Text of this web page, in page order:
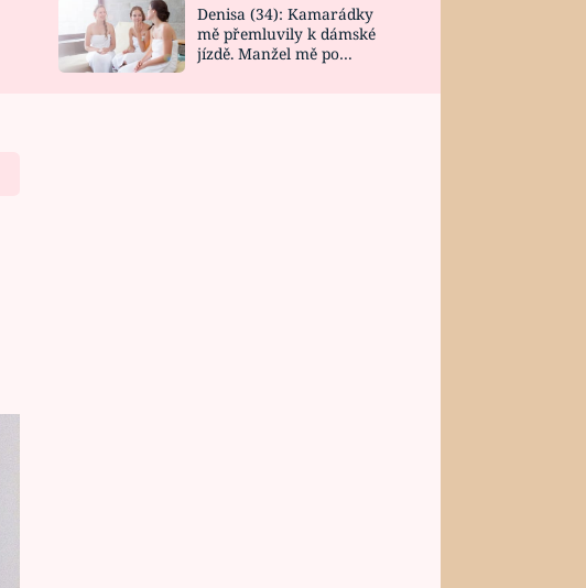
DESIGN
Denisa (34): Kamarádky
mě přemluvily k dámské
jízdě. Manžel mě po